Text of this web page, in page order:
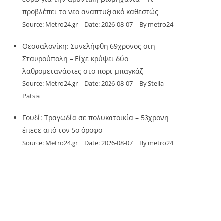
προβλέπει το νέο αναπτυξιακό καθεστώς
Source: Metro24.gr Date: 2026-08-07 By metro24
Θεσσαλονίκη: Συνελήφθη 69χρονος στη
Σταυρούπολη – Είχε κρύψει δύο
λαθρομετανάστες στο πορτ μπαγκάζ
Source: Metro24.gr Date: 2026-08-07
By Stella
Patsia
Γουδί: Τραγωδία σε πολυκατοικία – 53χρονη
έπεσε από τον 5ο όροφο
Source: Metro24.gr Date: 2026-08-07 By metro24